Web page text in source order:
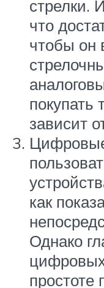
стрелки.
что
чтобы он
покупать
зависит
как
Однако
простоте